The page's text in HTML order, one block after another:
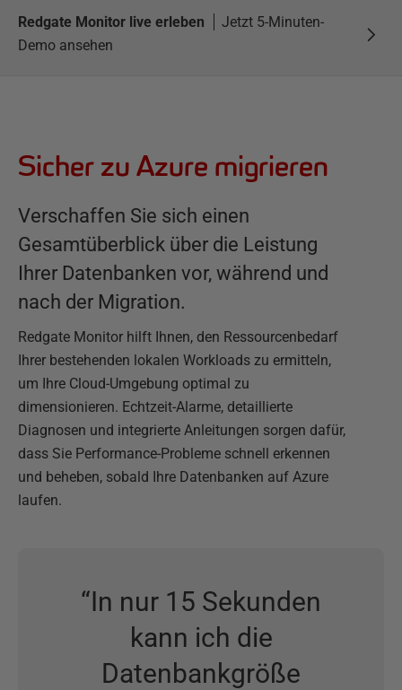
Redgate Monitor live erleben
Jetzt 5-Minuten-
Demo ansehen
Sicher zu Azure migrieren
Verschaffen Sie sich einen
Gesamtüberblick über die Leistung
Ihrer Datenbanken vor, während und
nach der Migration.
Redgate Monitor hilft Ihnen, den Ressourcenbedarf
Ihrer bestehenden lokalen Workloads zu ermitteln,
um Ihre Cloud-Umgebung optimal zu
dimensionieren. Echtzeit-Alarme, detaillierte
Diagnosen und integrierte Anleitungen sorgen dafür,
dass Sie Performance-Probleme schnell erkennen
und beheben, sobald Ihre Datenbanken auf Azure
laufen.
“In nur 15 Sekunden
kann ich die
Datenbankgröße